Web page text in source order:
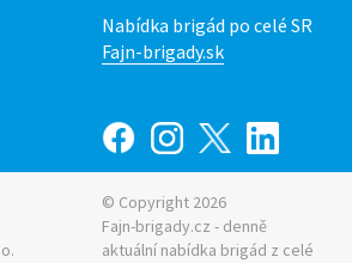
Nabídka brigád po celé SR
Fajn-brigady.sk
© Copyright 2026
Fajn-brigady.cz - denně
aktuální nabídka brigád z celé